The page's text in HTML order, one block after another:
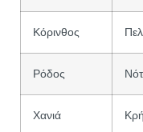
Κόρινθος
Ρόδος
Χανιά